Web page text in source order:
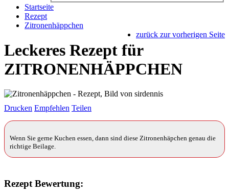
Startseite
Rezept
Zitronenhäppchen
zurück zur vorherigen Seite
Leckeres Rezept für
ZITRONENHÄPPCHEN
Drucken Empfehlen Teilen
Wenn Sie gerne Kuchen essen, dann sind diese Zitronenhäpchen genau die
richtige Beilage.
Rezept Bewertung: